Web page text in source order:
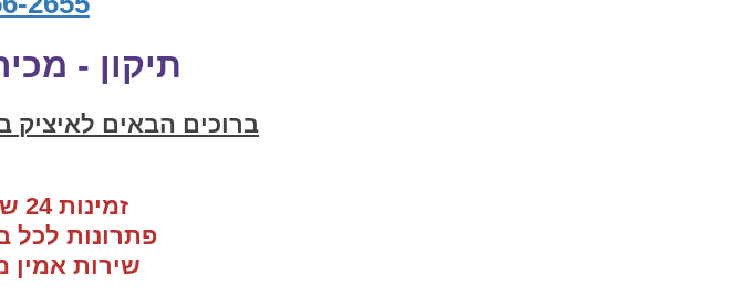
תיקון -
ברוכים הבאים לאיציק
זמינות 24 שעות ביממה
פתרונות לכל
שירות אמין